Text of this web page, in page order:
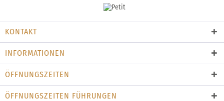
KONTAKT
INFORMATIONEN
ÖFFNUNGSZEITEN
ÖFFNUNGSZEITEN FÜHRUNGEN